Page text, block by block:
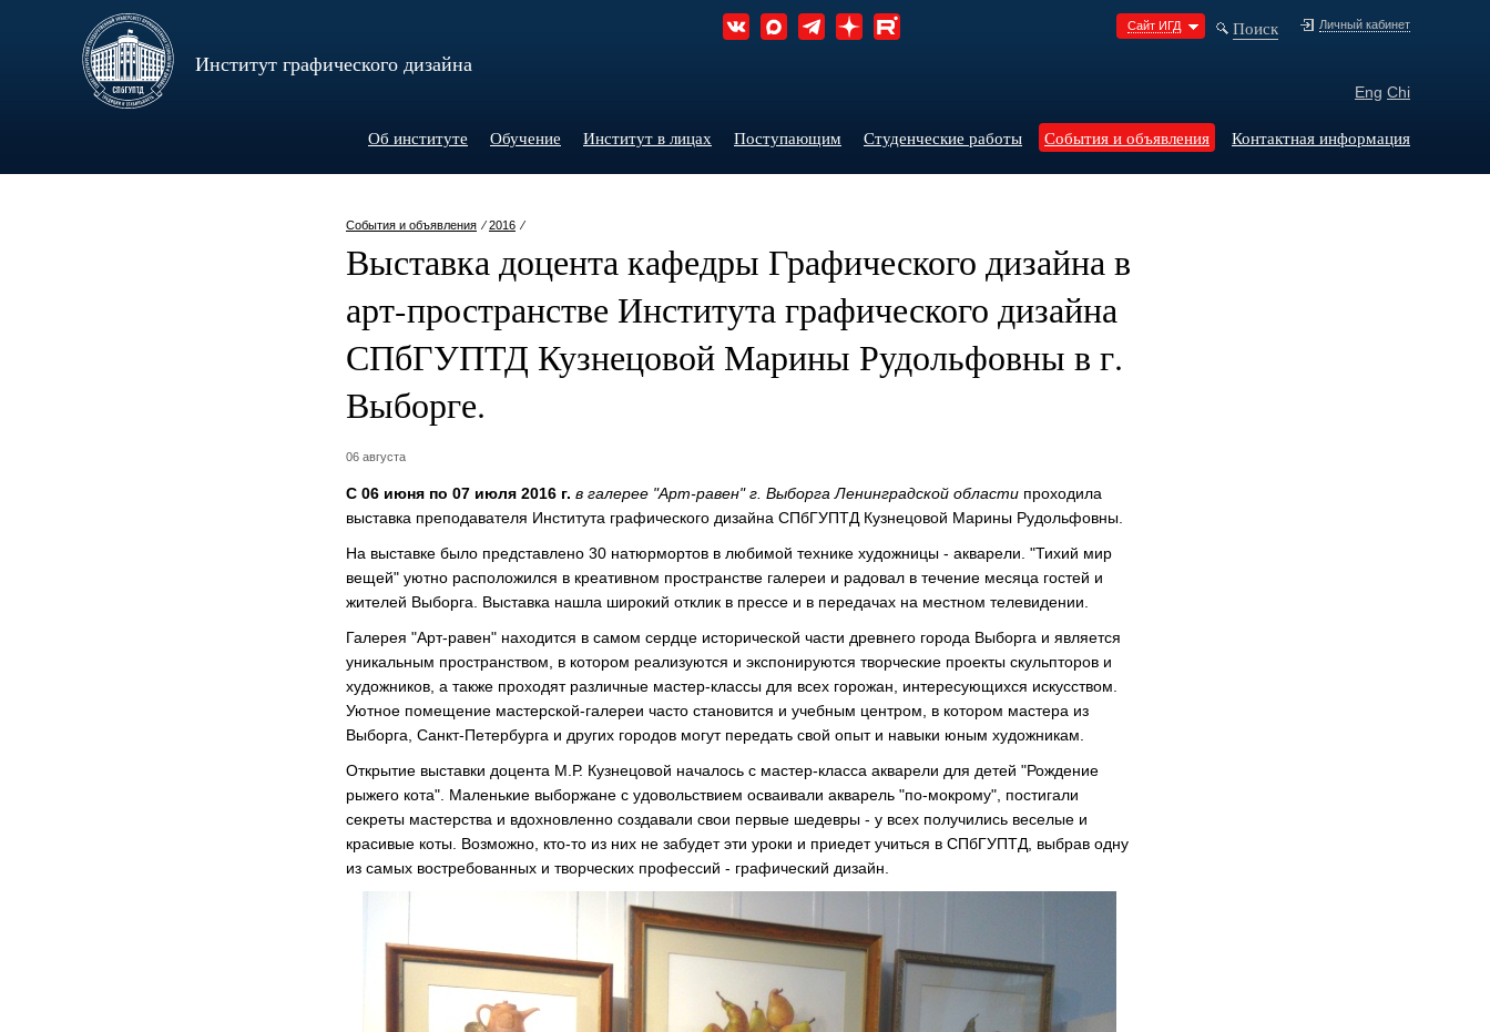
Институт графического дизайна
Личный кабинет
Поиск
Сайт ИГД
Eng Chi
Об институте Обучение Институт в лицах Поступающим Студенческие работы События и объявления Контактная информация
События и объявления ⁄2016 ⁄
Выставка доцента кафедры Графического дизайна в
арт-пространстве Института графического дизайна
СПбГУПТД Кузнецовой Марины Рудольфовны в г.
Выборге.
06 августа
С 06 июня по 07 июля 2016 г. в галерее "Арт-равен" г. Выборга Ленинградской области проходила
выставка преподавателя Института графического дизайна СПбГУПТД Кузнецовой Марины Рудольфовны.
На выставке было представлено 30 натюрмортов в любимой технике художницы - акварели. "Тихий мир
вещей" уютно расположился в креативном пространстве галереи и радовал в течение месяца гостей и
жителей Выборга. Выставка нашла широкий отклик в прессе и в передачах на местном телевидении.
Галерея "Арт-равен" находится в самом сердце исторической части древнего города Выборга и является
уникальным пространством, в котором реализуются и экспонируются творческие проекты скульпторов и
художников, а также проходят различные мастер-классы для всех горожан, интересующихся искусством.
Уютное помещение мастерской-галереи часто становится и учебным центром, в котором мастера из
Выборга, Санкт-Петербурга и других городов могут передать свой опыт и навыки юным художникам.
Открытие выставки доцента М.Р. Кузнецовой началось с мастер-класса акварели для детей "Рождение
рыжего кота". Маленькие выборжане с удовольствием осваивали акварель "по-мокрому", постигали
секреты мастерства и вдохновленно создавали свои первые шедевры - у всех получились веселые и
красивые коты. Возможно, кто-то из них не забудет эти уроки и приедет учиться в СПбГУПТД, выбрав одну
из самых востребованных и творческих профессий - графический дизайн.